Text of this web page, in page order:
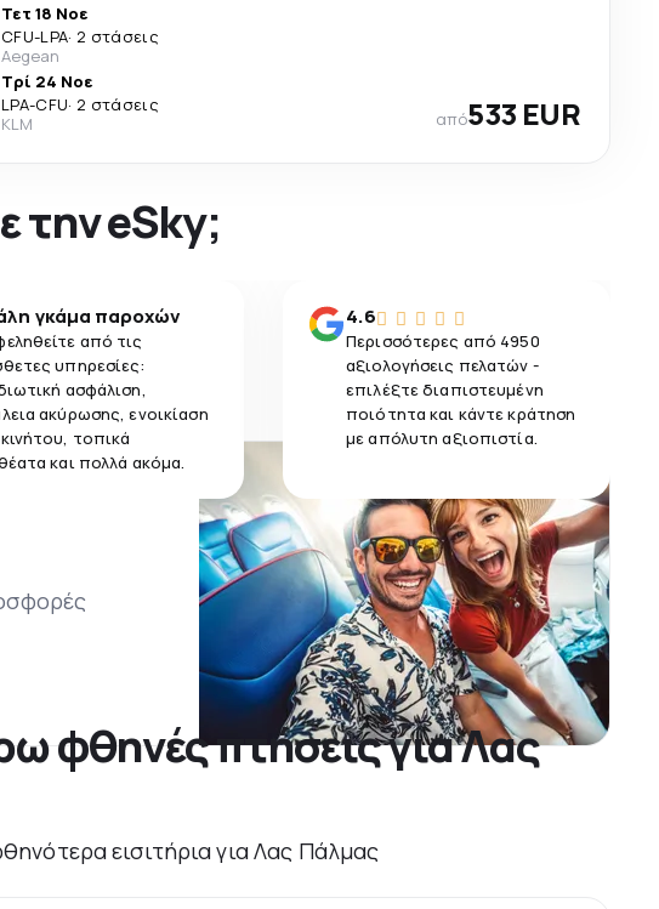
Τετ 18 Νοε
CFU-LPA· 2 στάσεις
Aegean
Τρί 24 Νοε
LPA-CFU· 2 στάσεις
KLM
από533 EUR
την eSky;
γκάμα παροχών
από τις
υπηρεσίες:
ασφάλιση,
ακύρωσης, ενοικίαση
τοπικά
και πολλά ακόμα.
4.6
Περισσότερες από 4950
αξιολογήσεις πελατών -
επιλέξτε διαπιστευμένη
ποιότητα και κάντε κράτηση
με απόλυτη αξιοπιστία.
φθηνές πτήσεις για Λας
εισιτήρια για Λας Πάλμας